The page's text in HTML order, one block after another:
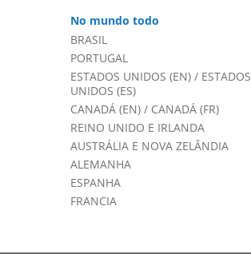
No mundo todo
BRASIL
PORTUGAL
ESTADOS UNIDOS (EN)/ ESTADOS
UNIDOS (ES)
CANADÁ (EN)/ CANADÁ (FR)
REINO UNIDO E IRLANDA
AUSTRÁLIA E NOVA ZELÂNDIA
ALEMANHA
ESPANHA
FRANCIA